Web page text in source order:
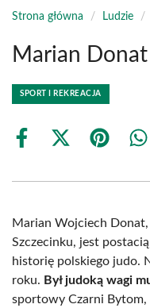
Strona główna / Ludzie /
Marian Donat
SPORT I REKREACJA
Share
Share
(Twitter)
Share
Marian Wojciech
Szczecinku, jest
historię polskiego judo.
roku. Był judoką wagi
sportowy Czarni